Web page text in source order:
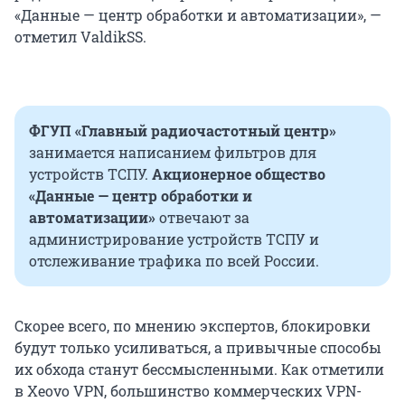
«Данные — центр обработки и автоматизации», —
отметил ValdikSS.
ФГУП «Главный радиочастотный центр»
занимается написанием фильтров для
устройств ТСПУ. Акционерное общество
«Данные — центр обработки и
автоматизации»отвечают за
администрирование устройств ТСПУ и
отслеживание трафика по всей России.
Скорее всего, по мнению экспертов, блокировки
будут только усиливаться, а привычные способы
их обхода станут бессмысленными. Как отметили
в Xeovo VPN, большинство коммерческих VPN-